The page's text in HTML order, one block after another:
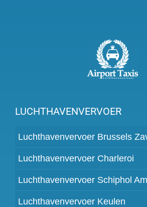
LUCHTHAVENVERVOER
Luchthavenvervoer Brussels
Luchthavenvervoer Charleroi
Luchthavenvervoer Schiphol
Luchthavenvervoer Keulen